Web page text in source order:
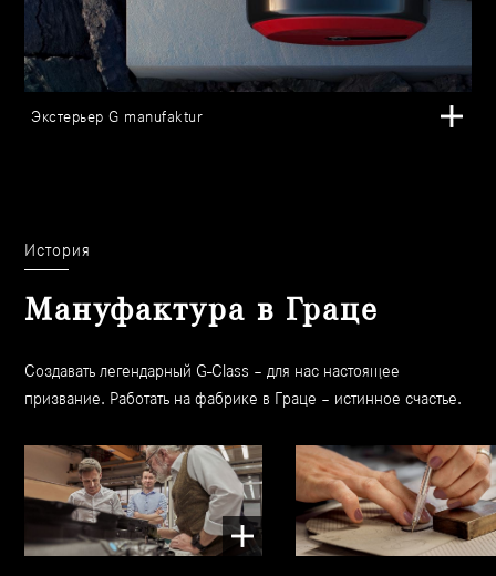
Экстерьер G manufaktur
История
Мануфактура в Граце
Создавать легендарный G-Class – для нас настоящее
призвание. Работать на фабрике в Граце – истинное счастье.